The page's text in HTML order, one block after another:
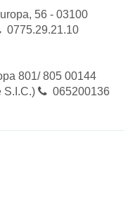
56 - 03100
0775.29.21.10
801/ 805 00144
S.I.C.)
065200136